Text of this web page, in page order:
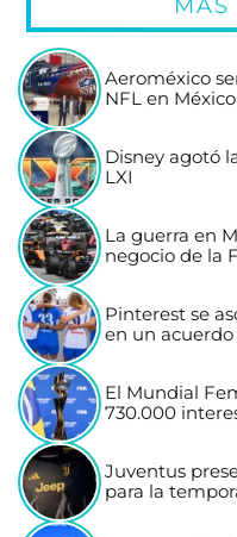
Aeroméxico
NFL en México
Disney agotó
LXI
La guerra en
negocio de la
Pinterest se
en un
El Mundial
730.000
Juventus
para la